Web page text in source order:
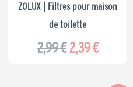
ZOLUX | Filtres pour maison
de toilette
2,99€ 2,39€